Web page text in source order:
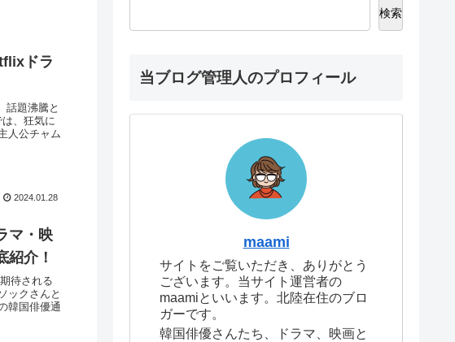
ドラ
話題沸騰と
、狂気に
人公チャム
2024.01.28
マ・映
紹介！
待される
ックさんと
韓国俳優通
検索
当ブログ管理人のプロフィール
maami
サイトをご覧いただき、ありがとう
ございます。当サイト運営者の
maamiといいます。北陸在住のブロ
ガーです。
韓国俳優さんたち、ドラマ、映画と